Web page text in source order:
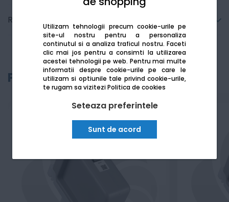
Utilizam tehnologii precum cookie-urile pe
site-ul nostru pentru a personaliza
continutul si a analiza traficul nostru. Faceti
clic mai jos pentru a consimti la utilizarea
acestei tehnologii pe web. Pentru mai multe
informatii despre cookie-urile pe care le
utilizam si optiunile tale privind cookie-urile,
te rugam sa viziteziPolitica de cookies
Seteaza preferintele
Sunt de acord
Recenzii
Produse recomandate